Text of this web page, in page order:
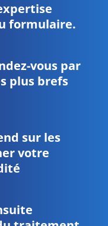
formulaire.
vous par
plus brefs
sur les
votre